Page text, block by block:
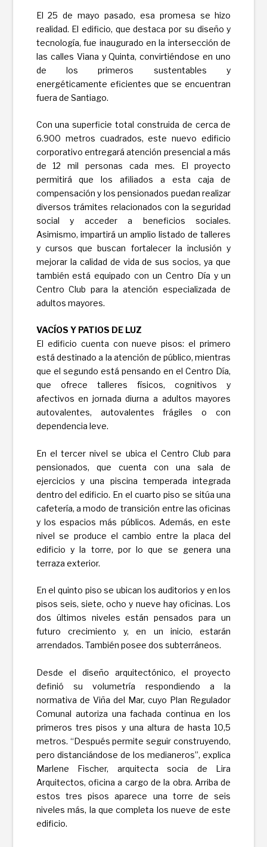
El 25 de mayo pasado, esa promesa se hizo
realidad. El edificio, que destaca por su diseño y
tecnología, fue inaugurado en la intersección de
las calles Viana y Quinta, convirtiéndose en uno
de los primeros sustentables y
energéticamente eficientes que se encuentran
fuera de Santiago.
Con una superficie total construida de cerca de
6.900 metros cuadrados, este nuevo edificio
corporativo entregará atención presencial a más
de 12 mil personas cada mes. El proyecto
permitirá que los afiliados a esta caja de
compensación y los pensionados puedan realizar
diversos trámites relacionados con la seguridad
social y acceder a beneficios sociales.
Asimismo, impartirá un amplio listado de talleres
y cursos que buscan fortalecer la inclusión y
mejorar la calidad de vida de sus socios, ya que
también está equipado con un Centro Día y un
Centro Club para la atención especializada de
adultos mayores.
VACÍOS Y PATIOS DE LUZ
El edificio cuenta con nueve pisos: el primero
está destinado a la atención de público, mientras
que el segundo está pensando en el Centro Día,
que ofrece talleres físicos, cognitivos y
afectivos en jornada diurna a adultos mayores
autovalentes, autovalentes frágiles o con
dependencia leve.
En el tercer nivel se ubica el Centro Club para
pensionados, que cuenta con una sala de
ejercicios y una piscina temperada integrada
dentro del edificio. En el cuarto piso se sitúa una
cafetería, a modo de transición entre las oficinas
y los espacios más públicos. Además, en este
nivel se produce el cambio entre la placa del
edificio y la torre, por lo que se genera una
terraza exterior.
En el quinto piso se ubican los auditorios y en los
pisos seis, siete, ocho y nueve hay oficinas. Los
dos últimos niveles están pensados para un
futuro crecimiento y, en un inicio, estarán
arrendados. También posee dos subterráneos.
Desde el diseño arquitectónico, el proyecto
definió su volumetría respondiendo a la
normativa de Viña del Mar, cuyo Plan Regulador
Comunal autoriza una fachada continua en los
primeros tres pisos y una altura de hasta 10,5
metros. “Después permite seguir construyendo,
pero distanciándose de los medianeros”, explica
Marlene Fischer, arquitecta socia de Lira
Arquitectos, oficina a cargo de la obra. Arriba de
estos tres pisos aparece una torre de seis
niveles más, la que completa los nueve de este
edificio.